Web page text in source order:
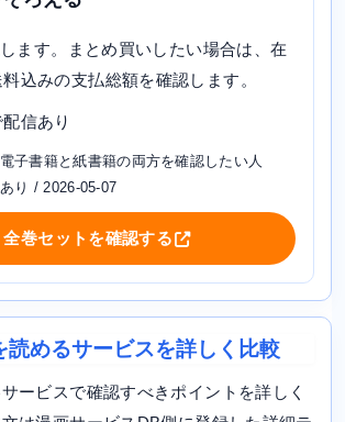
ます。まとめ買いしたい場合は、在
込みの支払総額を確認します。
信あり
子書籍と紙書籍の両方を確認したい人
り / 2026-05-07
全巻セットを確認する
読めるサービスを詳しく比較
ービスで確認すべきポイントを詳しく